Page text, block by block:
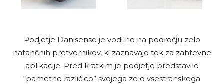
Podjetje Danisense je vodilno na področju zelo
natančnih pretvornikov, ki zaznavajo tok za zahtevne
aplikacije. Pred kratkim je podjetje predstavilo
“pametno različico” svojega zelo vsestranskega